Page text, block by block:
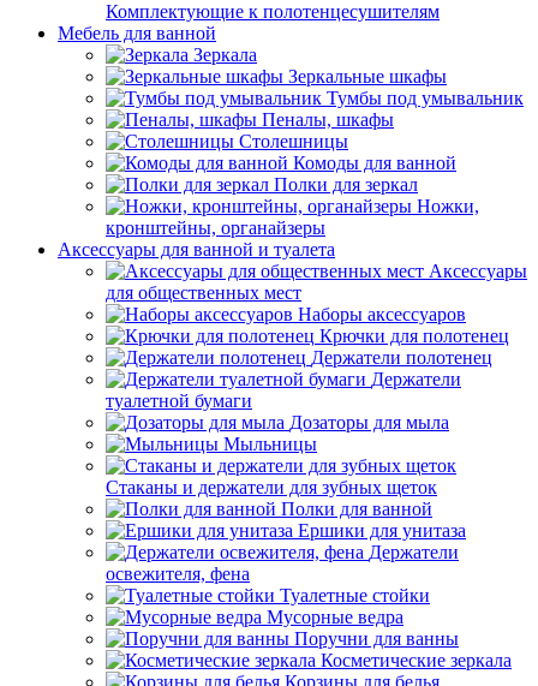
Комплектующие к полотенцесушителям
Мебель для ванной
Зеркала
Зеркальные шкафы
Тумбы под умывальник
Пеналы, шкафы
Столешницы
Комоды для ванной
Полки для зеркал
Ножки,
кронштейны, органайзеры
Аксессуары для ванной и туалета
Аксессуары
для общественных мест
Наборы аксессуаров
Крючки для полотенец
Держатели полотенец
Держатели
туалетной бумаги
Дозаторы для мыла
Мыльницы
Стаканы и держатели для зубных щеток
Полки для ванной
Ершики для унитаза
Держатели
освежителя, фена
Туалетные стойки
Мусорные ведра
Поручни для ванны
Косметические зеркала
Корзины для белья